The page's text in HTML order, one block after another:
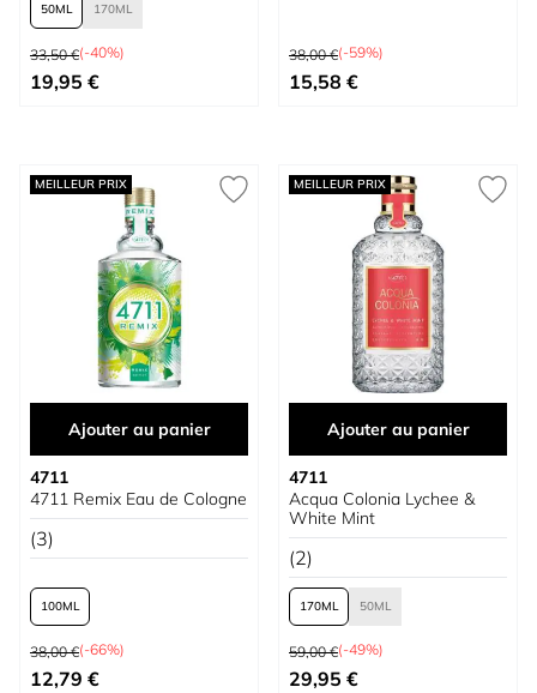
50 170
Prix normal
33,50 €(-40%)
À partir de
19,95 €
Prix normal
38,00 €(-59%)
Prix spécial
15,58 €
MEILLEUR PRIX
Ajouter au panier
4711
4711 Remix Eau de Cologne
(3)
100
Prix normal
38,00 €(-66%)
À partir de
12,79 €
MEILLEUR PRIX
Ajouter au panier
4711
Acqua Colonia Lychee &
White Mint
(2)
50
170
Prix normal
59,00 €(-49%)
À partir de
29,95 €